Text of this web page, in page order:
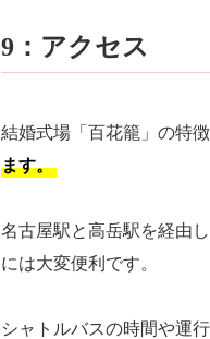
9：アクセス
結婚式場「百花籠」の特
ます。
名古屋駅と高岳駅を経由
には大変便利です。
シャトルバスの時間や運